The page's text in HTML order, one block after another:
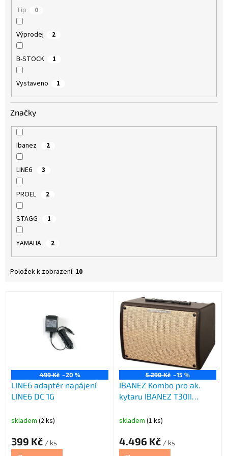
Tip 0
Výprodej 2
B-STOCK 1
Vystaveno 1
Značky
Ibanez 2
LINE6 3
PROEL 2
STAGG 1
YAMAHA 2
Položek k zobrazení: 10
499 Kč –20 %
LINE6 adaptér napájení
LINE6 DC 1G
skladem (2 ks)
399 Kč / ks
5.290 Kč –15 %
IBANEZ Kombo pro ak.
kytaru IBANEZ T30II
skladem (1 ks)
4.496 Kč / ks